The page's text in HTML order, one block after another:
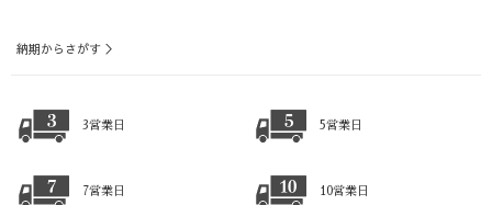
納期からさがす ＞
3営業日 5営業日
7営業日 10営業日